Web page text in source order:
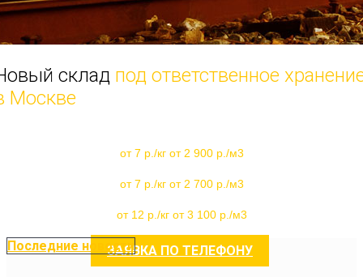
склад под ответственное
Москве
от 7 р./кг от 2 900 р./м3
от 7 р./кг от 2 700 р./м3
от 12 р./кг от 3 100 р./м3
ЗАЯВКА ПО ТЕЛЕФОНУ
Последние новости